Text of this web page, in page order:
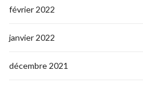
février 2022
janvier 2022
décembre 2021